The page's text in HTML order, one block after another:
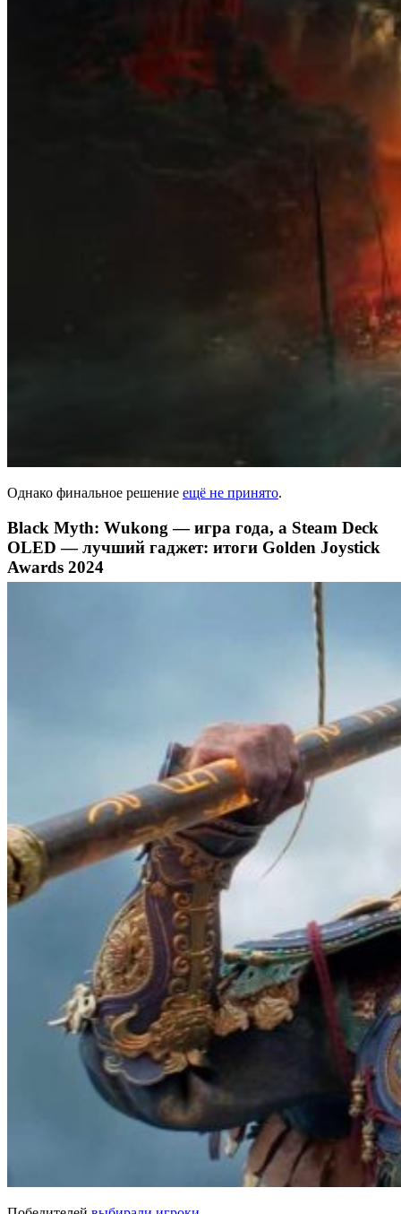
Однако финальное решение ещё не принято.
Black Myth: Wukong — игра года, а Steam Deck
OLED — лучший гаджет: итоги Golden Joystick
Awards 2024